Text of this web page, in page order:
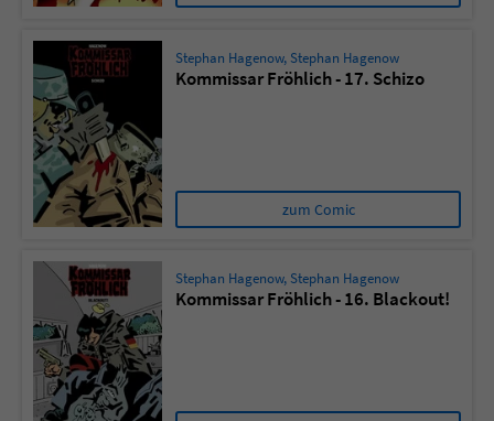
Stephan Hagenow, Stephan Hagenow
Kommissar Fröhlich - 17. Schizo
zum Comic
Stephan Hagenow, Stephan Hagenow
Kommissar Fröhlich - 16. Blackout!